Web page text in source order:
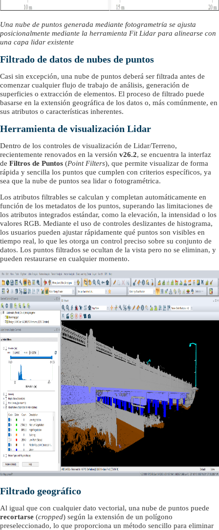
Una nube de puntos generada mediante fotogrametría se ajusta
posicionalmente mediante la herramienta Fit Lidar para alinearse con
una capa lidar existente
Filtrado de datos de nubes de puntos
Casi sin excepción, una nube de puntos deberá ser filtrada antes de
comenzar cualquier flujo de trabajo de análisis, generación de
superficies o extracción de elementos. El proceso de filtrado puede
basarse en la extensión geográfica de los datos o, más comúnmente, en
sus atributos o características inherentes.
Herramienta de visualización Lidar
Dentro de los controles de visualización de Lidar/Terreno,
recientemente renovados en la versión v26.2, se encuentra la interfaz
de Filtros de Puntos (Point Filters), que permite visualizar de forma
rápida y sencilla los puntos que cumplen con criterios específicos, ya
sea que la nube de puntos sea lidar o fotogramétrica.
Los atributos filtrables se calculan y completan automáticamente en
función de los metadatos de los puntos, superando las limitaciones de
los atributos integrados estándar, como la elevación, la intensidad o los
valores RGB. Mediante el uso de controles deslizantes de histograma,
los usuarios pueden ajustar rápidamente qué puntos son visibles en
tiempo real, lo que les otorga un control preciso sobre su conjunto de
datos. Los puntos filtrados se ocultan de la vista pero no se eliminan, y
pueden restaurarse en cualquier momento.
Filtrado geográfico
Al igual que con cualquier dato vectorial, una nube de puntos puede
recortarse (cropped) según la extensión de un polígono
preseleccionado, lo que proporciona un método sencillo para eliminar